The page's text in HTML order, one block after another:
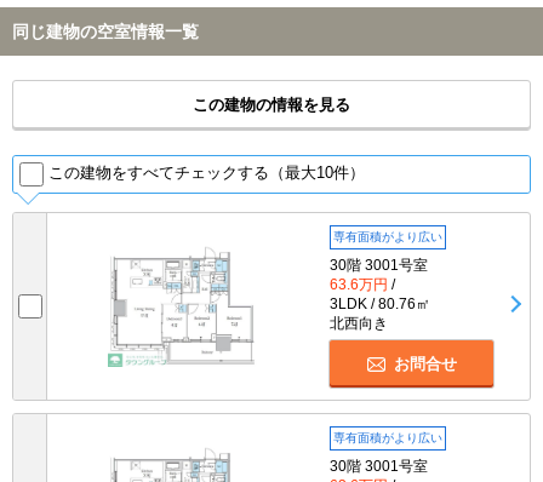
同じ建物の空室情報一覧
この建物の情報を見る
この建物をすべてチェックする（最大10件）
専有面積がより広い
30階 3001号室
63.6万円 /
3LDK / 80.76㎡
北西向き
お問合せ
専有面積がより広い
30階 3001号室